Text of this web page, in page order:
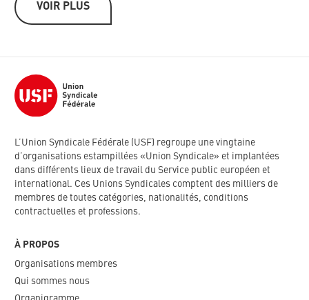
VOIR PLUS
L’Union Syndicale Fédérale (USF) regroupe une vingtaine
d’organisations estampillées «Union Syndicale» et implantées
dans différents lieux de travail du Service public européen et
international. Ces Unions Syndicales comptent des milliers de
membres de toutes catégories, nationalités, conditions
contractuelles et professions.
À PROPOS
Organisations membres
Qui sommes nous